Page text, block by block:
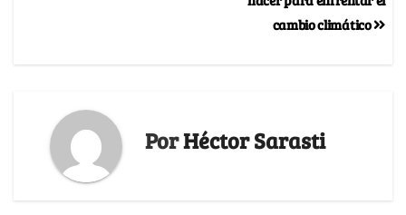
cambio climático
PorHéctor Sarasti